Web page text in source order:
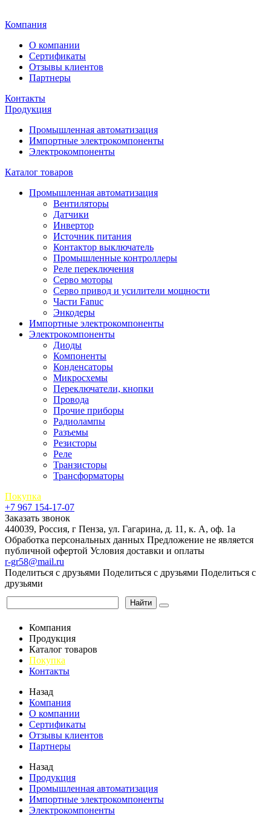
Компания
О компании
Сертификаты
Отзывы клиентов
Партнеры
Контакты
Продукция
Промышленная автоматизация
Импортные электрокомпоненты
Электрокомпоненты
Каталог товаров
Промышленная автоматизация
Вентиляторы
Датчики
Инвертор
Источник питания
Контактор выключатель
Промышленные контроллеры
Реле переключения
Серво моторы
Серво привод и усилители мощности
Части Fanuc
Энкодеры
Импортные электрокомпоненты
Электрокомпоненты
Диоды
Компоненты
Конденсаторы
Микросхемы
Переключатели, кнопки
Провода
Прочие приборы
Радиолампы
Разъемы
Резисторы
Реле
Транзисторы
Трансформаторы
Покупка
+7 967 154-17-07
Заказать звонок
440039, Россия, г Пенза, ул. Гагарина, д. 11, к. А, оф. 1а
Обработка персональных данных Предложение не является
публичной офертой Условия доставки и оплаты
r-gr58@mail.ru
Поделиться с друзьями Поделиться с друзьями Поделиться с
друзьями
Найти
Компания
Продукция
Каталог товаров
Покупка
Контакты
Назад
Компания
О компании
Сертификаты
Отзывы клиентов
Партнеры
Назад
Продукция
Промышленная автоматизация
Импортные электрокомпоненты
Электрокомпоненты